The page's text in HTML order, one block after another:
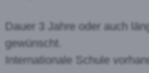
Dauer 3 Jahre oder auch
gewünscht.
Internationale Schule